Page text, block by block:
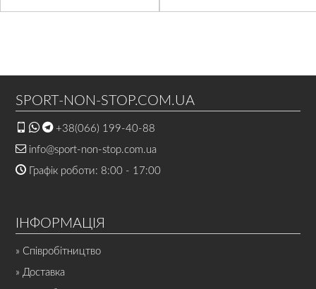
SPORT-NON-STOP.COM.UA
+38(066) 199-40-88
info@sport-non-stop.com.ua
Графік роботи: 8:00 - 17:00
ІНФОРМАЦІЯ
» Співробітництво
» Доставка